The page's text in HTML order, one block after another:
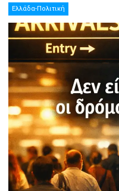
Ελλάδα-Πολιτική